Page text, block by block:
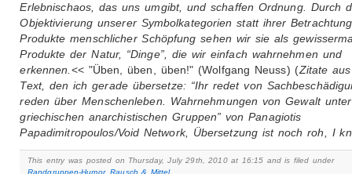
Erlebnischaos, das uns umgibt, und schaffen Ordnung. Durch
Objektivierung unserer Symbolkategorien statt ihrer
Produkte menschlicher Schöpfung sehen wir sie als
Produkte der Natur, “Dinge”, die wir einfach wahrnehmen und
erkennen. << "Üben, üben, üben!" (Wolfgang Neuss) (Zitate
Text, den ich gerade übersetze: “Ihr redet von
reden über Menschenleben. Wahrnehmungen von Gewalt unter
griechischen anarchistischen Gruppen” von Panagiotis
Papadimitropoulos/Void Network, Übersetzung ist noch roh, I
This entry was posted on Thursday, July 29th, 2010 at 16:15 and is filed under
Randgruppen-Humor,Rausch & Mittel